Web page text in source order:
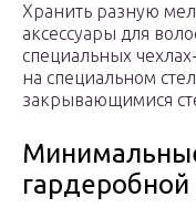
Хранить разную
аксессуары для
специальных
на специальном
закрывающимися
гардеробной